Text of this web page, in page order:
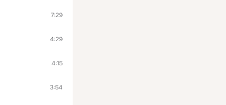
7:29
4:29
4:15
3:54